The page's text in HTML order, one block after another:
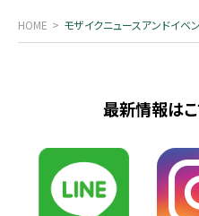
HOME モザイクニュースアンドイベ
最新情報はこ